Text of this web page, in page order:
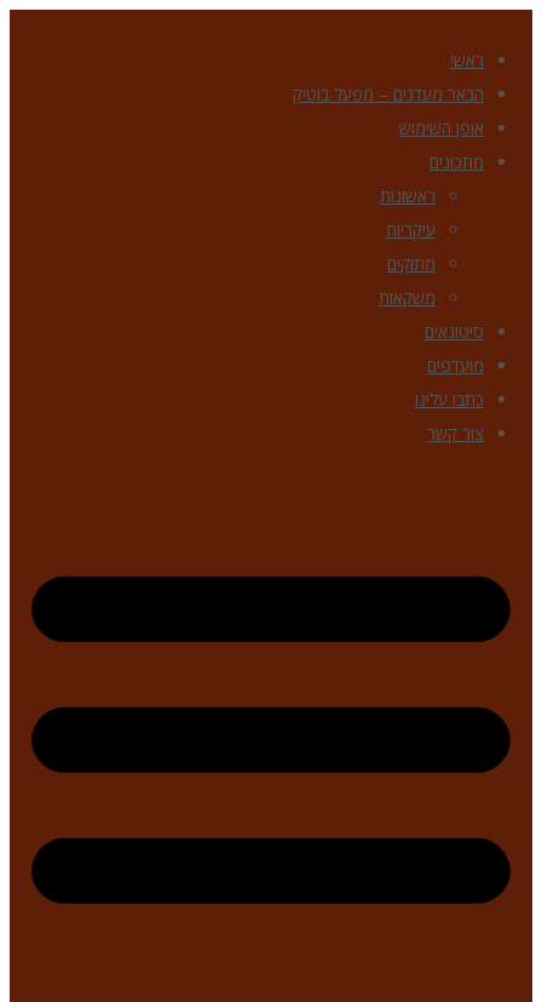
ראשי
הבאר מעדנים – מפעל בוטיק
אופן השימוש
מתכונים
ראשונות
עיקריות
מתוקים
משקאות
סיטונאים
מועדפים
כתבו עלינו
צור קשר